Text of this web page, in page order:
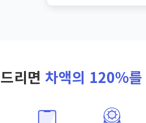
리면 차액의 120%를